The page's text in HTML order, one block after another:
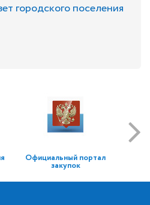
городского поселения
Официальный портал
закупок